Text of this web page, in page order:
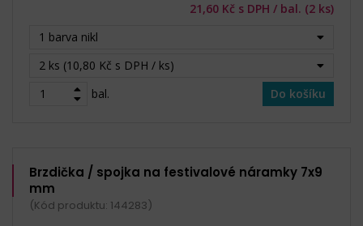
21,60 Kč s DPH / bal. (2 ks)
1 barva nikl
2 ks (10,80 Kč s DPH / ks)
bal.
Do košíku
Brzdička / spojka na festivalové náramky 7x9
mm
(Kód produktu: 144283)